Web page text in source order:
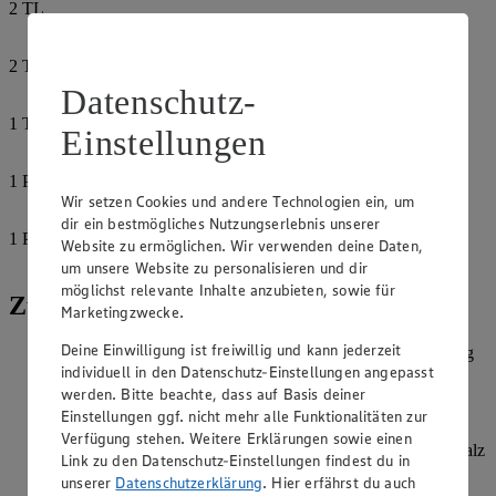
2 TL
2 TL
1 TL
Kurkuma
1 Prise
Salz
1 Prise
Zubereitung
Zwiebel pellen und fein würfeln. Mit Zucker und Apfelessig
vermischen und 5-10 Minuten ziehen lassen.
Mayonnaise in eine Schüssel geben und mit Dijon-Senf,
Ketchup, Currypulver und Kurkuma verrühren. 2-3 EL
Wasser einrühren. Zwiebelmischung unterrühren und mit Salz
und Pfeffer abschmecken. Für 20 Minuten abgedeckt im
Kühlschrank ziehen lassen.
Datenschutz-
Einstellungen
Wir setzen Cookies und andere Technologien ein, um
dir ein bestmögliches Nutzungserlebnis unserer
Website zu ermöglichen. Wir verwenden deine Daten,
um unsere Website zu personalisieren und dir
möglichst relevante Inhalte anzubieten, sowie für
Marketingzwecke.
Deine Einwilligung ist freiwillig und kann jederzeit
individuell in den Datenschutz-Einstellungen angepasst
werden. Bitte beachte, dass auf Basis deiner
Einstellungen ggf. nicht mehr alle Funktionalitäten zur
Verfügung stehen. Weitere Erklärungen sowie einen
Link zu den Datenschutz-Einstellungen findest du in
unserer Datenschutzerklärung. Hier erfährst du auch